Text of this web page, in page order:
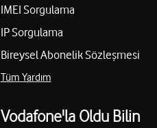
IMEI Sorgulama
IP Sorgulama
Bireysel Abonelik Sözleşmesi
Tüm Yardım
Vodafone'la Oldu Bilin